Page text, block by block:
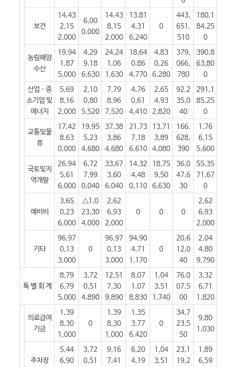
보건
14,43
2,15
2,000
6,00
0,000
14,43
8,15
2,000
13,81
4,31
6,240
0
443,
651,
510
180,1
84,25
0
농림해양
수산
19,94
1,87
5,000
4,29
9,18
6,630
24,24
1,06
1,630
18,64
0,86
4,770
4,83
0,26
6,280
379,
066,
780
390,8
63,80
0
산업ㆍ중
소기업 및
에너지
5,69
8,16
2,000
2,10
0,80
5,520
7,79
8,96
7,520
4,76
0,61
4,410
2,65
4,93
2,820
92,2
35,0
40
291,1
85,25
0
교통및물
류
17,42
8,63
0,000
19,95
5,23
4,680
37,38
3,86
4,680
21,73
7,18
6,610
13,71
3,89
4,080
166,
628,
390
1,76
6,15
5,600
국토및지
역개발
26,94
5,61
6,000
6,72
7,99
0,040
33,67
3,60
6,040
14,32
4,48
0,110
18,75
9,50
6,630
36,0
47,6
30
55,35
71,67
0
예비비
3,65
0,23
6,000
△1,0
23,30
4,000
2,62
6,93
2,000
0 0 0
2,62
6,93
2,000
기타
96,97
0,13
3,000
0
96,97
0,13
3,000
94,90
4,71
1,170
0
20,6
12,0
40
2,04
4,80
9,790
특 별 회 계
8,79
6,79
5,000
3,72
0,51
4,890
12,51
7,30
9,890
8,07
1,07
8,830
1,04
3,51
1,740
76,0
07,5
00
3,32
6,71
1,820
의료급여
기금
1,39
8,30
1,000
0
1,39
8,30
1,000
1,35
3,77
6,420
0
34,7
23,5
50
9,80
1,030
주차장
5,44
6,90
3,72
0,51
9,16
7,41
6,20
4,19
1,04
3,51
23,1
19,2
1,89
6,59